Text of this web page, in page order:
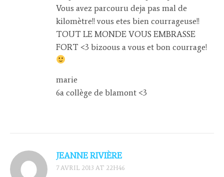
Vous avez parcouru deja pas mal de
kilomètre!! vous etes bien courrageuse!!
TOUT LE MONDE VOUS EMBRASSE
FORT <3 bizoous a vous et bon courrage!
marie
6a collège de blamont <3
JEANNE RIVIÈRE
7 AVRIL 2013 AT 22H46